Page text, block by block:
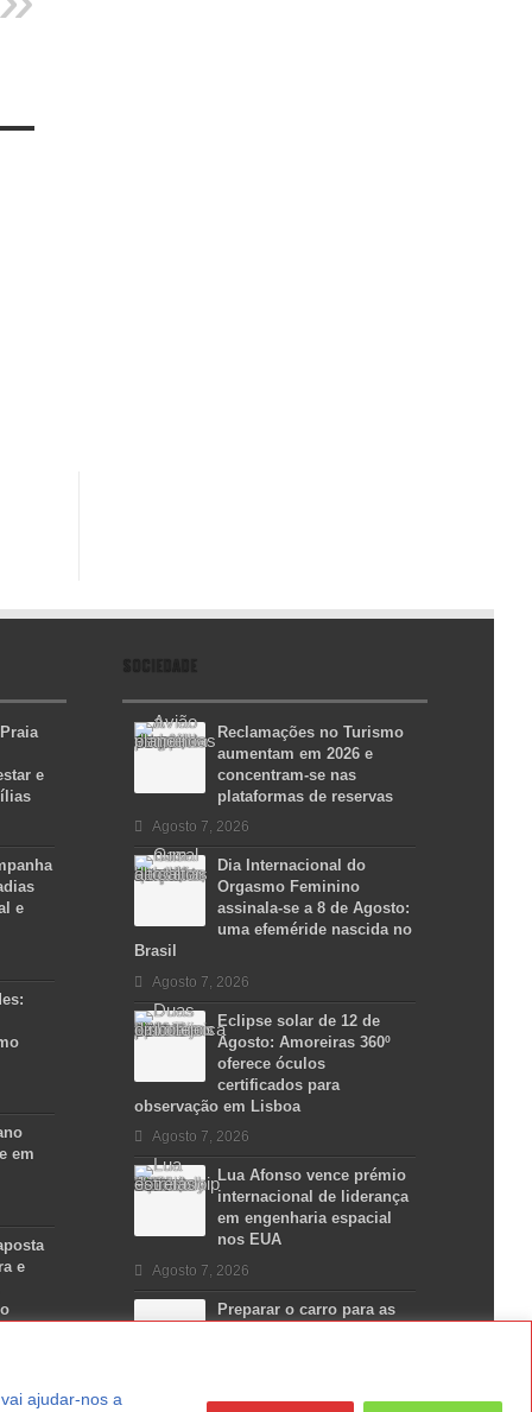
ajudar-nos a
e
e
em
e
SOCIEDADE
Reclamações no Turismo
aumentam em 2026 e
concentram-se nas
plataformas de reservas
Agosto 7, 2026
Dia Internacional do
Orgasmo Feminino
assinala-se a 8 de Agosto:
uma efeméride nascida no
Brasil
Agosto 7, 2026
Eclipse solar de 12 de
Agosto: Amoreiras 360º
oferece óculos
certificados para
observação em Lisboa
Agosto 7, 2026
Lua Afonso vence prémio
internacional de liderança
em engenharia espacial
nos EUA
Agosto 7, 2026
Preparar o carro para as